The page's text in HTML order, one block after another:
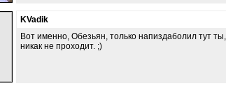
KVadik
Вот именно, Обезьян, только напиздаболил тут
никак не проходит. ;)